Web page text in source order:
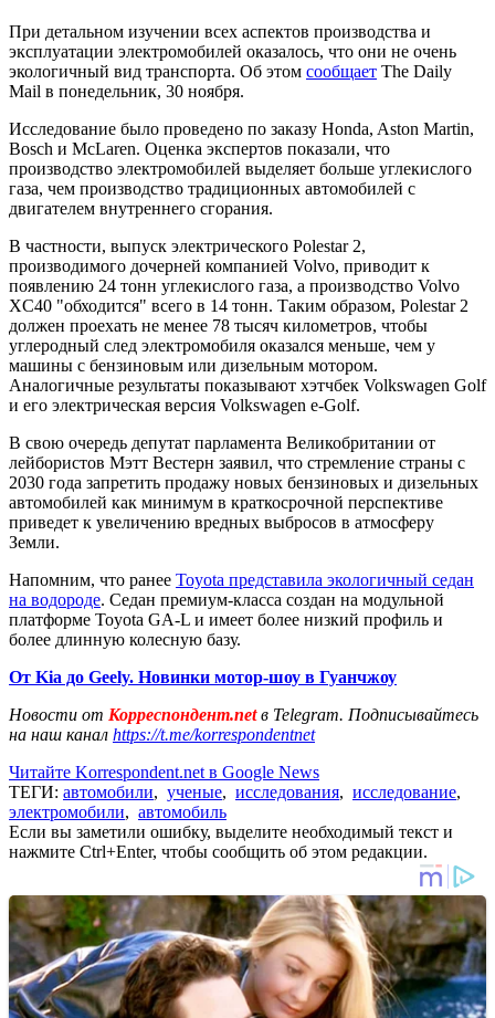
При детальном изучении всех аспектов производства и
эксплуатации электромобилей оказалось, что они не очень
экологичный вид транспорта. Об этом сообщает The Daily
Mail в понедельник, 30 ноября.
Исследование было проведено по заказу Honda, Aston Martin,
Bosch и McLaren. Оценка экспертов показали, что
производство электромобилей выделяет больше углекислого
газа, чем производство традиционных автомобилей с
двигателем внутреннего сгорания.
В частности, выпуск электрического Polestar 2,
производимого дочерней компанией Volvo, приводит к
появлению 24 тонн углекислого газа, а производство Volvo
XC40 "обходится" всего в 14 тонн. Таким образом, Polestar 2
должен проехать не менее 78 тысяч километров, чтобы
углеродный след электромобиля оказался меньше, чем у
машины с бензиновым или дизельным мотором.
Аналогичные результаты показывают хэтчбек Volkswagen Golf
и его электрическая версия Volkswagen e-Golf.
В свою очередь депутат парламента Великобритании от
лейбористов Мэтт Вестерн заявил, что стремление страны с
2030 года запретить продажу новых бензиновых и дизельных
автомобилей как минимум в краткосрочной перспективе
приведет к увеличению вредных выбросов в атмосферу
Земли.
Напомним, что ранее Toyota представила экологичный седан
на водороде. Седан премиум-класса создан на модульной
платформе Toyota GA-L и имеет более низкий профиль и
более длинную колесную базу.
От Kia до Geely. Новинки мотор-шоу в Гуанчжоу
Новости от Корреспондент.netв Telegram. Подписывайтесь
на наш канал https://t.me/korrespondentnet
Читайте Korrespondent.net в Google News
ТЕГИ: автомобили, ученые, исследования, исследование,
электромобили, автомобиль
Если вы заметили ошибку, выделите необходимый текст и
нажмите Ctrl+Enter, чтобы сообщить об этом редакции.